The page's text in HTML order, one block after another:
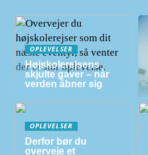
OPLEVELSER
Højskolerejsens
skjulte gaver – når
verden åbner sig
OPLEVELSER
Derfor bør du
overveje et